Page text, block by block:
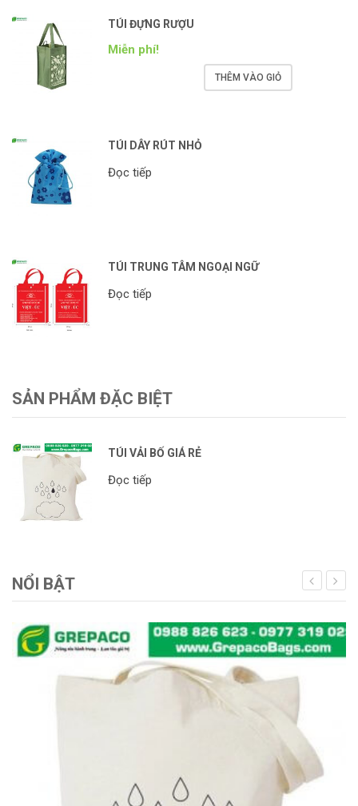
TÚI ĐỰNG RƯỢU
Miễn phí!
THÊM VÀO GIỎ
TÚI DÂY RÚT NHỎ
Đọc tiếp
TÚI TRUNG TÂM NGOẠI NGỮ
Đọc tiếp
SẢN PHẨM ĐẶC BIỆT
TÚI VẢI BỐ GIÁ RẺ
Đọc tiếp
NỔI BẬT